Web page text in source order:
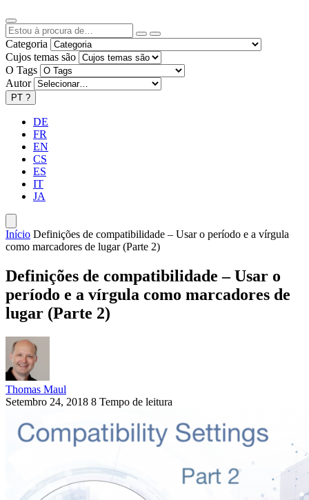
Categoria
Cujos temas são
O Tags
Autor
PT ?
DE
FR
EN
CS
ES
IT
JA
Início Definições de compatibilidade – Usar o período e a vírgula
como marcadores de lugar (Parte 2)
Definições de compatibilidade – Usar o
período e a vírgula como marcadores de
lugar (Parte 2)
Thomas Maul
Setembro 24, 2018 8 Tempo de leitura